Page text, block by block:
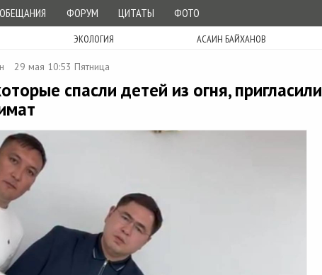
ОБЕЩАНИЯ ФОРУМ ЦИТАТЫ ФОТО
ЭКОЛОГИЯ АСАИН БАЙХАНОВ
29 мая 10:53 Пятница
спасли детей из огня, пригласили